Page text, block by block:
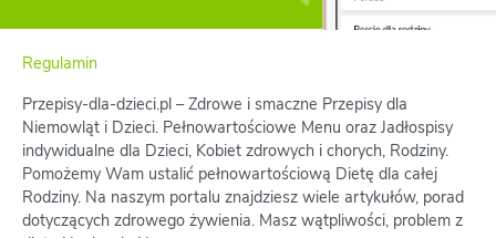
Regulamin
Przepisy-dla-dzieci.pl – Zdrowe i smaczne Przepisy dla
Niemowląt i Dzieci. Pełnowartościowe Menu oraz Jadłospisy
indywidualne dla Dzieci, Kobiet zdrowych i chorych, Rodziny.
Pomożemy Wam ustalić pełnowartościową Dietę dla całej
Rodziny. Na naszym portalu znajdziesz wiele artykułów, porad
dotyczących zdrowego żywienia. Masz wątpliwości, problem z